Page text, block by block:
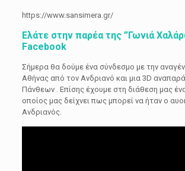
https://www.sansimera.gr/
Ελάτε στην παρέα της ”Γωνιά
Facebook
Σήμερα θα δούμε ένα σύνδεσμο με την
Αθήνας από τον Ανδριανό και μια 3D
Πάνθεων . Επίσης έχουμε στη διάθεση μας
οποίος μας δείχνει πως μπορεί να ήταν ο
Ανδριανός.